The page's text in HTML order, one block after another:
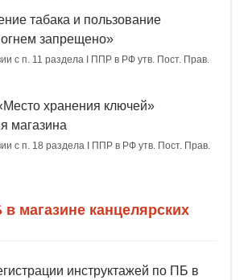
табака и пользование
запрещено»
с п. 11 раздела I ППР в РФ утв. Пост. Прав.
хранения ключей»
магазина
с п. 18 раздела I ППР в РФ утв. Пост. Прав.
магазине канцелярских
инструктажей по ПБ в